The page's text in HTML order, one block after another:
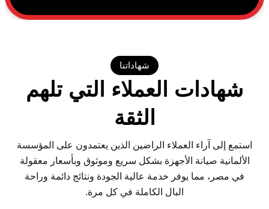
شهاداتنا
شهادات العملاء التي تلهم
الثقة
استمع إلى آراء العملاء الراضين الذين يعتمدون على المؤسسة
الألمانية صيانة الأجهزة بشكل سريع وموثوق وبأسعار معقولة
في مصر، مما يوفر خدمة عالية الجودة ونتائج دائمة وراحة
البال الكاملة في كل مرة.